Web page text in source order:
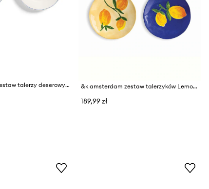
&k amsterdam zestaw talerzy deserowych anouk 21 cm 2-pack &k amsterdam zestaw talerzyków Lemon Full Colour 16 cm 4-pack
189,99 zł